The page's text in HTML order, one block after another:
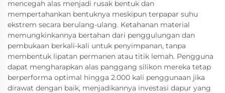
mencegah alas menjadi rusak bentuk dan
mempertahankan bentuknya meskipun terpapar suhu
ekstrem secara berulang-ulang. Ketahanan material
memungkinkannya bertahan dari penggulungan dan
pembukaan berkali-kali untuk penyimpanan, tanpa
membentuk lipatan permanen atau titik lemah. Pengguna
dapat mengharapkan alas panggang silikon mereka tetap
berperforma optimal hingga 2.000 kali penggunaan jika
dirawat dengan baik, menjadikannya investasi dapur yang